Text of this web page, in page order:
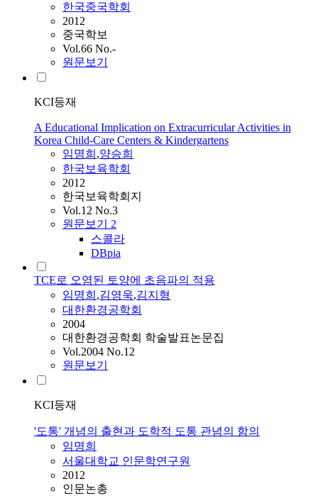
한국중국학회
2012
중국학보
Vol.66 No.-
원문보기
KCI등재
A Educational Implication on Extracurricular Activities in
Korea Child-Care Centers & Kindergartens
임명희 ,양승희
한국보육학회
2012
한국보육학회지
Vol.12 No.3
원문보기 2
스콜라
DBpia
TCE로 오염된 토양에 초음파의 적용
임명희 ,김영욱,김지형
대한환경공학회
2004
대한환경공학회 학술발표논문집
Vol.2004 No.12
원문보기
KCI등재
'도통' 개념의 출현과 도학적 도통 관념의 함의
임명희
서울대학교 인문학연구원
2012
인문논총